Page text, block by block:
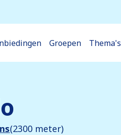
Groepen Thema's
(2300 meter)